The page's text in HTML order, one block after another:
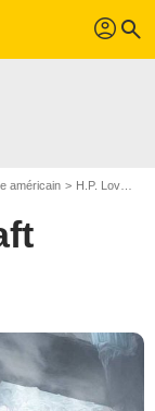
profil search
américain H.P. Lovecraft